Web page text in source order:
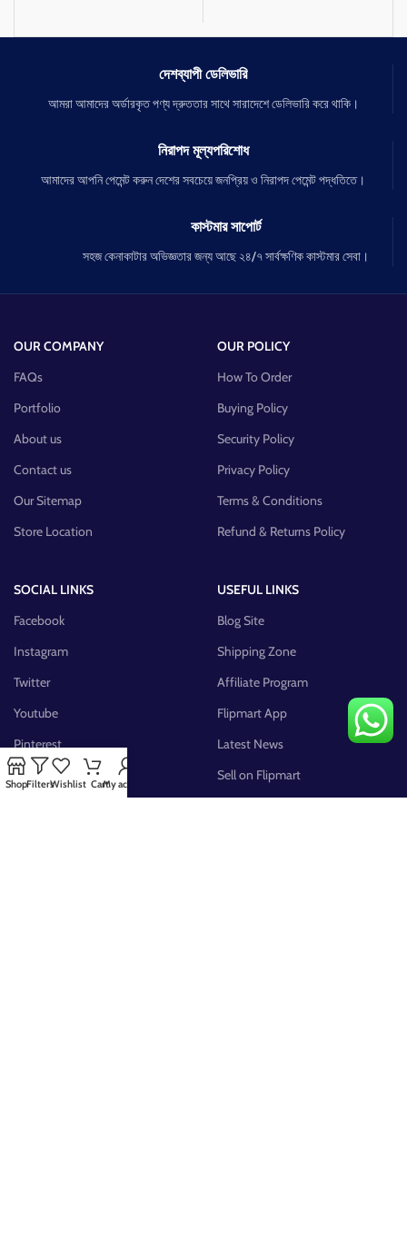
দেশব্যাপী ডেলিভারি
আমরা আমাদের অর্ডারকৃত পণ্য দ্রুততার সাথে সারাদেশে ডেলিভারি করে থাকি।
নিরাপদ মূল্যপরিশোধ
আমাদের আপনি পেমেন্ট করুন দেশের সবচেয়ে জনপ্রিয় ও নিরাপদ পেমেন্ট পদ্ধতিতে।
কাস্টমার সাপোর্ট
সহজ কেনাকাটার অভিজ্ঞতার জন্য আছে ২৪/৭ সার্বক্ষণিক কাস্টমার সেবা।
OUR COMPANY
FAQs
Portfolio
About us
Contact us
Our Sitemap
Store Location
OUR POLICY
How To Order
Buying Policy
Security Policy
Privacy Policy
Terms & Conditions
Refund & Returns Policy
SOCIAL LINKS
Facebook
Instagram
Twitter
Youtube
Pinterest
FB Group
USEFUL LINKS
Blog Site
Shipping Zone
Affiliate Program
Flipmart App
Latest News
Sell on Flipmart
ShopFiltersWishlist CartMy account